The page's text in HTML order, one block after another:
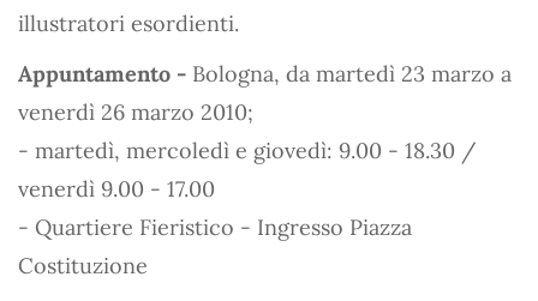
illustratori esordienti.
Appuntamento - Bologna, da martedì 23 marzo a
venerdì 26 marzo 2010;
- martedì, mercoledì e giovedì: 9.00 - 18.30 /
venerdì 9.00 - 17.00
- Quartiere Fieristico - Ingresso Piazza
Costituzione